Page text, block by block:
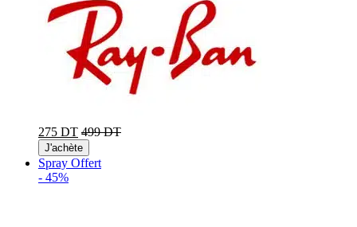
275 DT 499 DT
J'achète
Spray Offert
- 45%